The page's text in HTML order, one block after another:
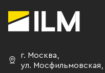
г. Москва,
ул. Мосфильмовская,